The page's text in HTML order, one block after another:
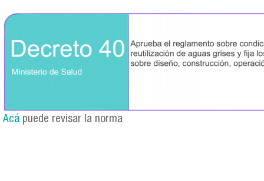
decreto_40.png
Acá puede revisar la norma